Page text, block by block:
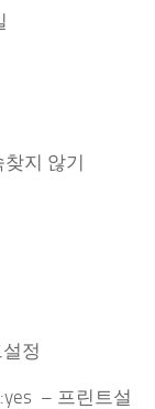
지 않기
정
– 프린트설